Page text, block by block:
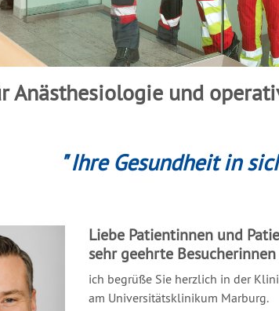
Anästhesiologie und
" Ihre Gesundheit in
Liebe Patientinnen und
sehr geehrte
ich begrüße Sie herzlich in der
am Universitätsklinikum Marburg.